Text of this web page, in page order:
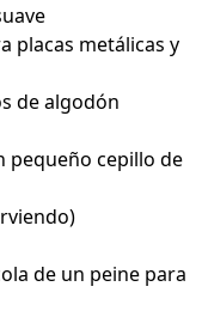
placas metálicas y
de algodón
pequeño cepillo de
de un peine para